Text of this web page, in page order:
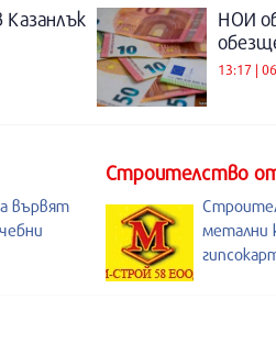
НОИ
13:17 |
вървят
Строителство
метални